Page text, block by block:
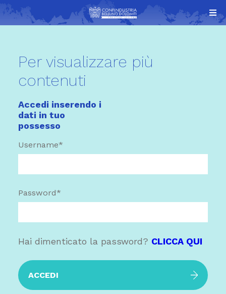
Per visualizzare più
contenuti
Accedi inserendo i
dati in tuo
possesso
Username*
Password*
Hai dimenticato la password? CLICCA QUI
ACCEDI